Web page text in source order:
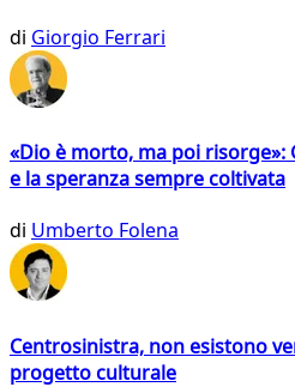
di Giorgio Ferrari
«Dio è morto, ma poi risorge»:
e la speranza sempre coltivata
di Umberto Folena
Centrosinistra, non esistono
progetto culturale